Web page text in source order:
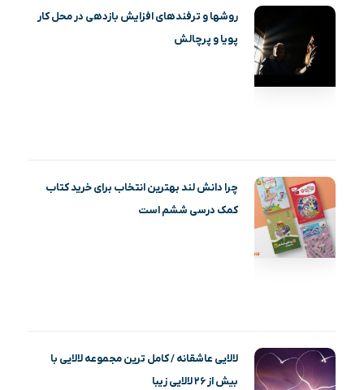
روشها و ترفندهای افزایش بازدهی در محل کار
پویا و پرچالش
چرا دانش لند بهترین انتخاب برای خرید کتاب
کمک درسی ششم است
لالایی عاشقانه / کامل ترین مجموعه لالایی با
بیش از ۲۶ لالایی زیبا